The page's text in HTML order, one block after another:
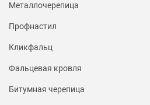
Металлочерепица
Профнастил
Кликфальц
Фальцевая кровля
Битумная черепица